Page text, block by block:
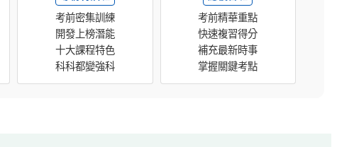
考前密集訓練
開發上榜潛能
十大課程特色
科科都變強科
考前精華重點
快速複習得分
補充最新時事
掌握關鍵考點